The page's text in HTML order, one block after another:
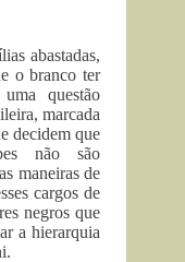
abastadas,
o branco ter
questão
marcada
decidem que
não são
maneiras de
cargos de
negros que
a hierarquia